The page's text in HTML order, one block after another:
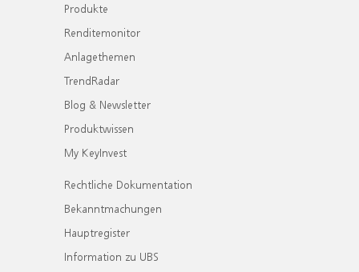
Produkte
Renditemonitor
Anlagethemen
TrendRadar
Blog & Newsletter
Produktwissen
My KeyInvest
Rechtliche Dokumentation
Bekanntmachungen
Hauptregister
Information zu UBS